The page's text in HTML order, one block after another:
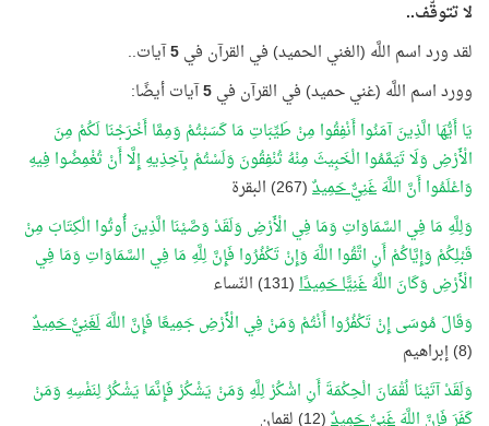
لا تتوقّف..
لقد ورد اسم اللَّه (الغني الحميد) في القرآن في5آيات..
وورد اسم اللَّه (غني حميد) في القرآن في5آيات أيضًا:
يَا أَيُّهَا الَّذِينَ آمَنُوا أَنْفِقُوا مِنْ طَيِّبَاتِ مَا كَسَبْتُمْ وَمِمَّا أَخْرَجْنَا لَكُمْ مِنَ
الْأَرْضِ وَلَا تَيَمَّمُوا الْخَبِيثَ مِنْهُ تُنْفِقُونَ وَلَسْتُمْ بِآخِذِيهِ إِلَّا أَنْ تُغْمِضُوا فِيهِ
وَاعْلَمُوا أَنَّ اللَّهَغَنِيٌّ حَمِيدٌ(267) البقرة
وَلِلَّهِ مَا فِي السَّمَاوَاتِ وَمَا فِي الْأَرْضِ وَلَقَدْ وَصَّيْنَا الَّذِينَ أُوتُوا الْكِتَابَ مِنْ
قَبْلِكُمْ وَإِيَّاكُمْ أَنِ اتَّقُوا اللَّهَ وَإِنْ تَكْفُرُوا فَإِنَّ لِلَّهِ مَا فِي السَّمَاوَاتِ وَمَا فِي
الْأَرْضِ وَكَانَ اللَّهُغَنِيًّا حَمِيدًا(131) النّساء
وَقَالَ مُوسَى إِنْ تَكْفُرُوا أَنْتُمْ وَمَنْ فِي الْأَرْضِ جَمِيعًا فَإِنَّ اللَّهَلَغَنِيٌّ حَمِيدٌ
(8) إبراهيم
وَلَقَدْ آتَيْنَا لُقْمَانَ الْحِكْمَةَ أَنِ اشْكُرْ لِلَّهِ وَمَنْ يَشْكُرْ فَإِنَّمَا يَشْكُرُ لِنَفْسِهِ وَمَنْ
كَفَرَ فَإِنَّ اللَّهَغَنِيٌّ حَمِيدٌ(12) لقمان